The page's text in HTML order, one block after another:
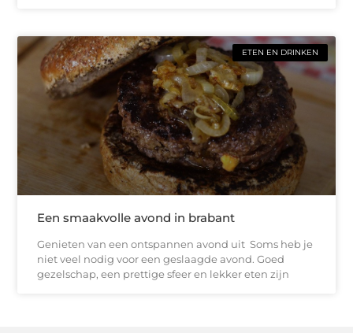
ETEN EN DRINKEN
Een smaakvolle avond in brabant
Genieten van een ontspannen avond uit Soms heb je
niet veel nodig voor een geslaagde avond. Goed
gezelschap, een prettige sfeer en lekker eten zijn